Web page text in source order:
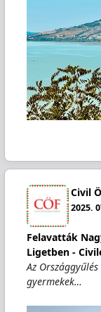
Civil
2025.
Felavatták
Ligetben -
Az
gyermekek…